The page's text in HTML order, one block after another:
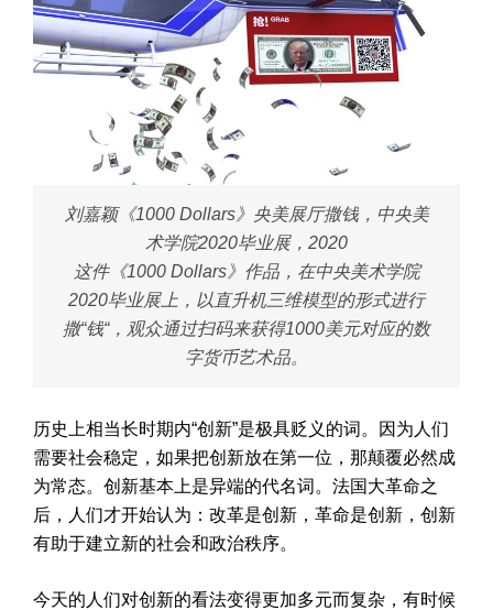
刘嘉颖《1000 Dollars》央美展厅撒钱，中央美
术学院2020毕业展，2020
这件《1000 Dollars》作品，在中央美术学院
2020毕业展上，以直升机三维模型的形式进行
撒“钱“，观众通过扫码来获得1000美元对应的数
字货币艺术品。
历史上相当长时期内“创新”是极具贬义的词。因为人们
需要社会稳定，如果把创新放在第一位，那颠覆必然成
为常态。创新基本上是异端的代名词。法国大革命之
后，人们才开始认为：改革是创新，革命是创新，创新
有助于建立新的社会和政治秩序。
今天的人们对创新的看法变得更加多元而复杂，有时候